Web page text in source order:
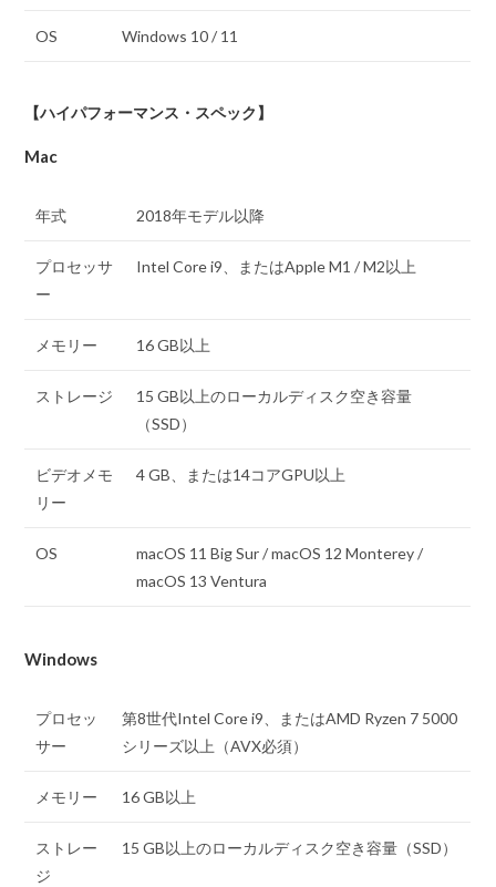
OS Windows 10 / 11
【ハイパフォーマンス・スペック】
Mac
年式 2018年モデル以降
プロセッサ
ー
Intel Core i9、またはApple M1 / M2以上
メモリー 16 GB以上
ストレージ
15 GB以上のローカルディスク空き容量
（SSD）
ビデオメモ
リー
4 GB、または14コアGPU以上
OS
macOS 11 Big Sur / macOS 12 Monterey /
macOS 13 Ventura
Windows
プロセッ
サー
第8世代Intel Core i9、またはAMD Ryzen 7 5000
シリーズ以上（AVX必須）
メモリー 16 GB以上
ストレー
ジ
15 GB以上のローカルディスク空き容量（SSD）